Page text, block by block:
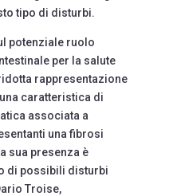
tipo di disturbi.
potenziale ruolo
per la salute
rappresentazione
caratteristica di
associata a
una fibrosi
sua presenza è
di possibili disturbi
Troise,